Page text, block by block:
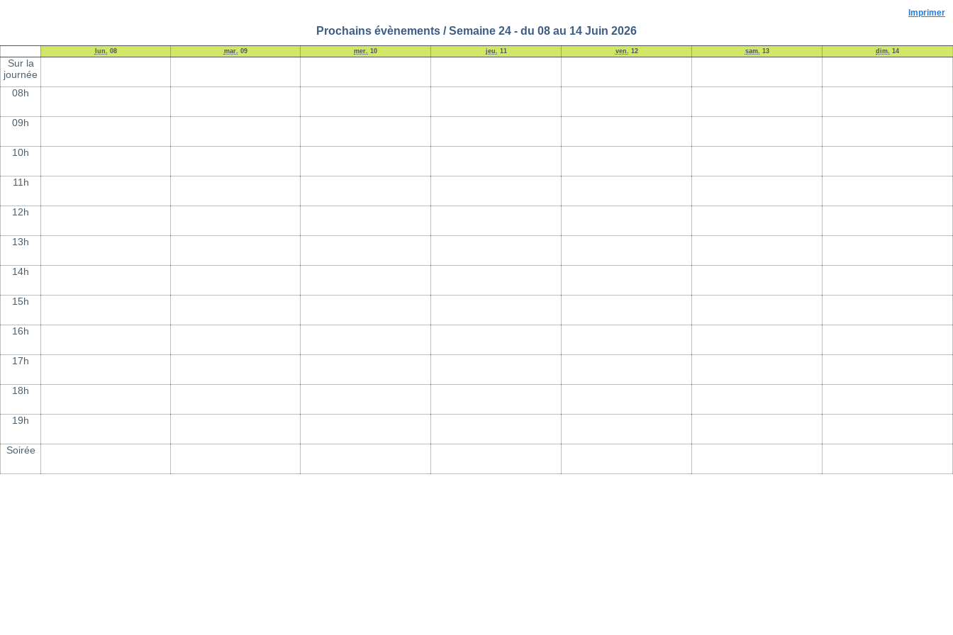
Imprimer
Prochains évènements / Semaine 24 - du 08 au 14 Juin 2026
lun. 08 mar. 09 mer. 10 jeu. 11 ven. 12 sam. 13 dim. 14
Sur la
journée
08h
09h
10h
11h
12h
13h
14h
15h
16h
17h
18h
19h
Soirée